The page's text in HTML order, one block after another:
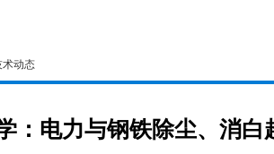
术动态
：电力与钢铁除尘、消白